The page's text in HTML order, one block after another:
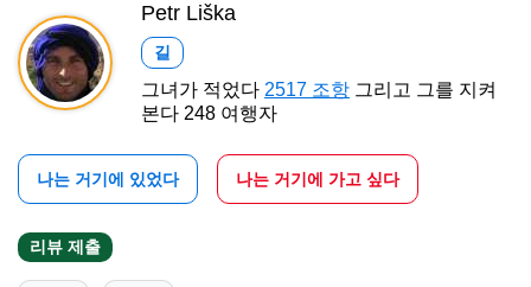
Petr Liška
길
그녀가 적었다 2517 조항 그리고 그를 지켜
본다 248 여행자
나는 거기에 있었다 나는 거기에 가고 싶다
리뷰 제출